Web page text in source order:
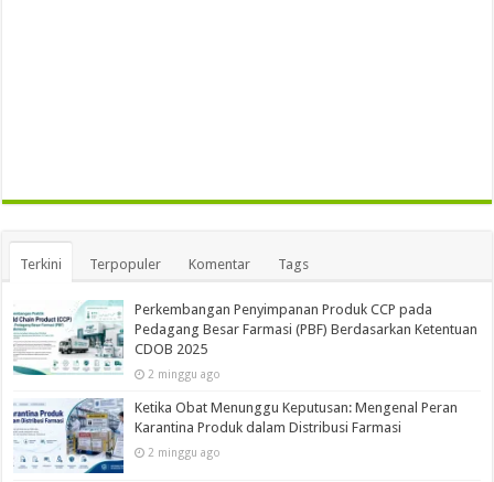
Terkini Terpopuler Komentar Tags
Perkembangan Penyimpanan Produk CCP pada
Pedagang Besar Farmasi (PBF) Berdasarkan Ketentuan
CDOB 2025
2 minggu ago
Ketika Obat Menunggu Keputusan: Mengenal Peran
Karantina Produk dalam Distribusi Farmasi
2 minggu ago